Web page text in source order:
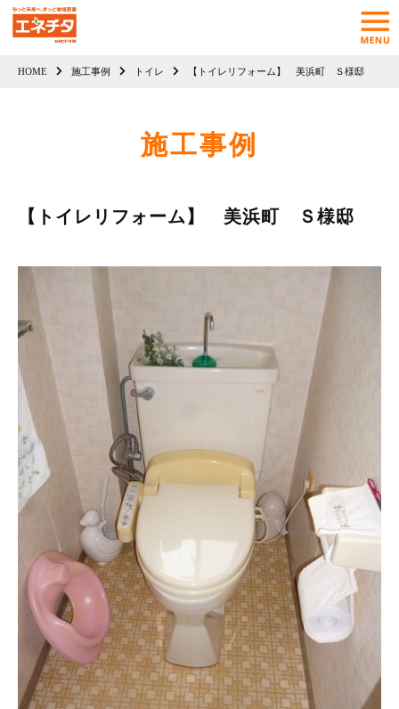
HOME 施工事例 トイレ 【トイレリフォーム】 美浜町 Ｓ様邸
施工事例
【トイレリフォーム】 美浜町 Ｓ様邸